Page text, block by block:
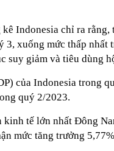
Indonesia chỉ ra
3, xuống mức thấp nhất
suy giảm và tiêu dùng
của Indonesia trong
quý 2/2023.
kinh tế lớn nhất Đông
mức tăng trưởng